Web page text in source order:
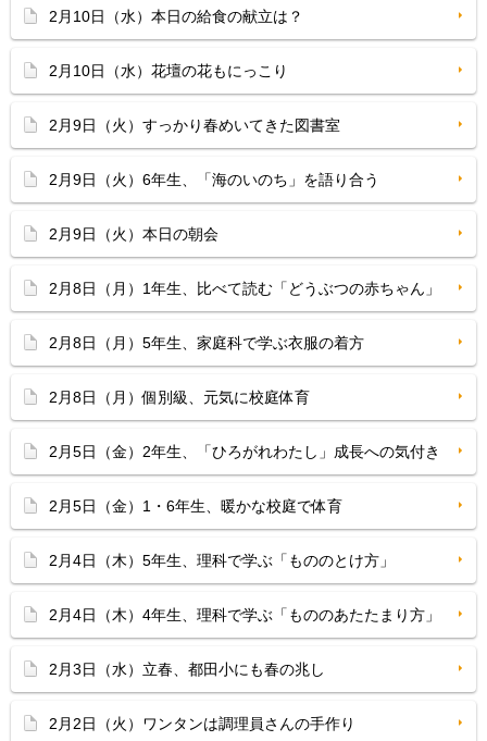
2月10日（水）本日の給食の献立は？
2月10日（水）花壇の花もにっこり
2月9日（火）すっかり春めいてきた図書室
2月9日（火）6年生、「海のいのち」を語り合う
2月9日（火）本日の朝会
2月8日（月）1年生、比べて読む「どうぶつの赤ちゃん」
2月8日（月）5年生、家庭科で学ぶ衣服の着方
2月8日（月）個別級、元気に校庭体育
2月5日（金）2年生、「ひろがれわたし」成長への気付き
2月5日（金）1・6年生、暖かな校庭で体育
2月4日（木）5年生、理科で学ぶ「もののとけ方」
2月4日（木）4年生、理科で学ぶ「もののあたたまり方」
2月3日（水）立春、都田小にも春の兆し
2月2日（火）ワンタンは調理員さんの手作り